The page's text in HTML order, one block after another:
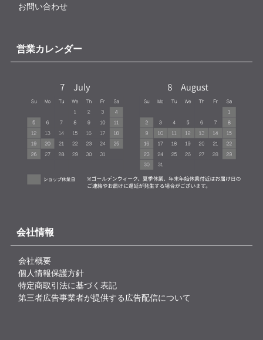
お問い合わせ
営業カレンダー
会社情報
会社概要
個人情報保護方針
特定商取引法に基づく表記
第三者広告事業者が提供する広告配信について